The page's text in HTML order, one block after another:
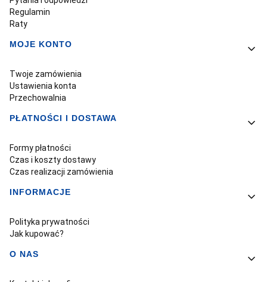
Regulamin
Raty
MOJE KONTO
Twoje zamówienia
Ustawienia konta
Przechowalnia
PŁATNOŚCI I DOSTAWA
Formy płatności
Czas i koszty dostawy
Czas realizacji zamówienia
INFORMACJE
Polityka prywatności
Jak kupować?
O NAS